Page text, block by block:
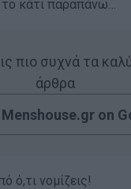
το κάτι παραπάνω…
πιο συχνά τα
άρθρα
on
ό,τι νομίζεις!